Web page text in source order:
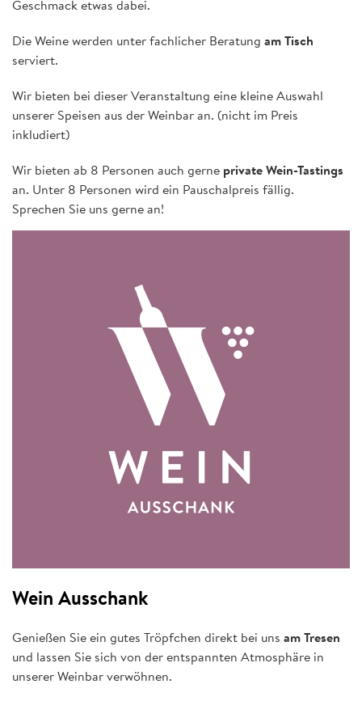
Geschmack etwas dabei.
Die Weine werden unter fachlicher Beratung am Tisch
serviert.
Wir bieten bei dieser Veranstaltung eine kleine Auswahl
unserer Speisen aus der Weinbar an. (nicht im Preis
inkludiert)
Wir bieten ab 8 Personen auch gerne private Wein-Tastings
an. Unter 8 Personen wird ein Pauschalpreis fällig.
Sprechen Sie uns gerne an!
Wein Ausschank
Genießen Sie ein gutes Tröpfchen direkt bei uns am Tresen
und lassen Sie sich von der entspannten Atmosphäre in
unserer Weinbar verwöhnen.